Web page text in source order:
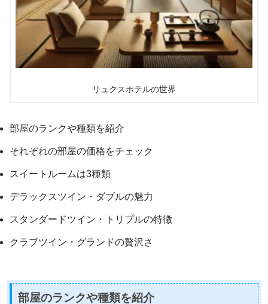
リュクスホテルの世界
部屋のランクや種類を紹介
それぞれの部屋の価格をチェック
スイートルームは3種類
デラックスツイン・ダブルの魅力
スタンダードツイン・トリプルの特徴
クラブツイン・グランドの贅沢さ
部屋のランクや種類を紹介